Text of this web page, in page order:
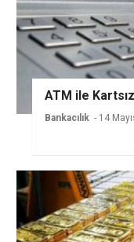
ATM ile
Bankacılık - 14